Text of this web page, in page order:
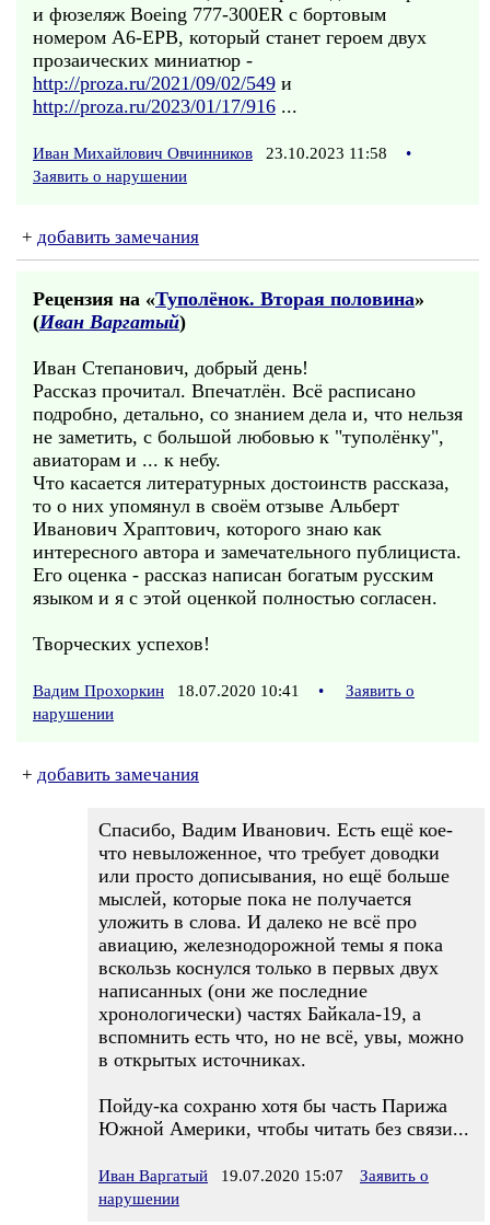
и фюзеляж Boeing 777-300ER с бортовым
номером A6-EPB, который станет героем двух
прозаических миниатюр -
http://proza.ru/2021/09/02/549 и
http://proza.ru/2023/01/17/916 ...
Иван Михайлович Овчинников 23.10.2023 11:58
•
Заявить о нарушении
+ добавить замечания
Рецензия на «Туполёнок. Вторая половина»
(Иван Варгатый)
Иван Степанович, добрый день!
Рассказ прочитал. Впечатлён. Всё расписано
подробно, детально, со знанием дела и, что нельзя
не заметить, с большой любовью к "туполёнку",
авиаторам и ... к небу.
Что касается литературных достоинств рассказа,
то о них упомянул в своём отзыве Альберт
Иванович Храптович, которого знаю как
интересного автора и замечательного публициста.
Его оценка - рассказ написан богатым русским
языком и я с этой оценкой полностью согласен.
Творческих успехов!
Вадим Прохоркин 18.07.2020 10:41 •
Заявить о
нарушении
+ добавить замечания
Спасибо, Вадим Иванович. Есть ещё кое-
что невыложенное, что требует доводки
или просто дописывания, но ещё больше
мыслей, которые пока не получается
уложить в слова. И далеко не всё про
авиацию, железнодорожной темы я пока
вскользь коснулся только в первых двух
написанных (они же последние
хронологически) частях Байкала-19, а
вспомнить есть что, но не всё, увы, можно
в открытых источниках.
Пойду-ка сохраню хотя бы часть Парижа
Южной Америки, чтобы читать без связи...
Иван Варгатый 19.07.2020 15:07
Заявить о
нарушении